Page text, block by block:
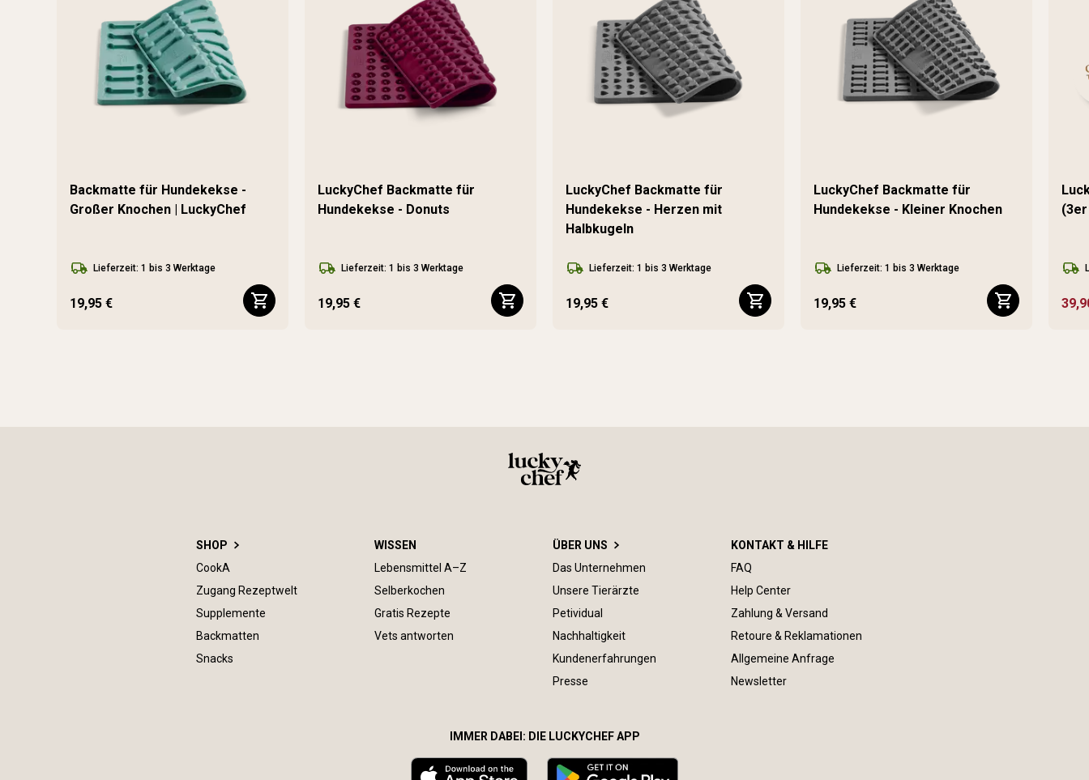
Backmatte für Hundekekse -
Großer Knochen | LuckyChef
Lieferzeit: 1 bis 3 Werktage
19,95 €
LuckyChef Backmatte für
Hundekekse - Donuts
Lieferzeit: 1 bis 3 Werktage
19,95 €
LuckyChef Backmatte für
Hundekekse - Herzen mit
Halbkugeln
Lieferzeit: 1 bis 3 Werktage
19,95 €
LuckyChef Backmatte für
Hundekekse - Kleiner Knochen
Lieferzeit: 1 bis 3 Werktage
19,95 €
SHOP
CookA
Zugang Rezeptwelt
Supplemente
Backmatten
Snacks
WISSEN
Lebensmittel A–Z
Selberkochen
Gratis Rezepte
Vets antworten
ÜBER UNS
Das Unternehmen
Unsere Tierärzte
Petividual
Nachhaltigkeit
Kundenerfahrungen
Presse
KONTAKT & HILFE
FAQ
Help Center
Zahlung & Versand
Retoure & Reklamationen
Allgemeine Anfrage
Newsletter
IMMER DABEI: DIE LUCKYCHEF APP